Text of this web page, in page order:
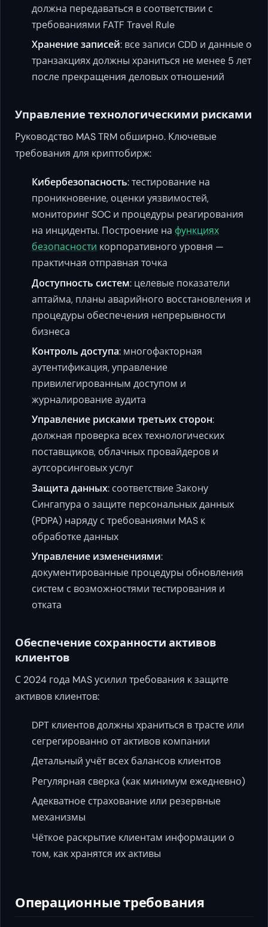
должна передаваться в соответствии с
требованиями FATF Travel Rule
Хранение записей: все записи CDD и данные о
транзакциях должны храниться не менее 5 лет
после прекращения деловых отношений
Управление технологическими рисками
Руководство MAS TRM обширно. Ключевые
требования для криптобирж:
Кибербезопасность: тестирование на
проникновение, оценки уязвимостей,
мониторинг SOC и процедуры реагирования
на инциденты. Построение на функциях
безопасности корпоративного уровня —
практичная отправная точка
Доступность систем: целевые показатели
аптайма, планы аварийного восстановления и
процедуры обеспечения непрерывности
бизнеса
Контроль доступа: многофакторная
аутентификация, управление
привилегированным доступом и
журналирование аудита
Управление рисками третьих сторон:
должная проверка всех технологических
поставщиков, облачных провайдеров и
аутсорсинговых услуг
Защита данных: соответствие Закону
Сингапура о защите персональных данных
(PDPA) наряду с требованиями MAS к
обработке данных
Управление изменениями:
документированные процедуры обновления
систем с возможностями тестирования и
отката
Обеспечение сохранности активов
клиентов
С 2024 года MAS усилил требования к защите
активов клиентов:
DPT клиентов должны храниться в трасте или
сегрегированно от активов компании
Детальный учёт всех балансов клиентов
Регулярная сверка (как минимум ежедневно)
Адекватное страхование или резервные
механизмы
Чёткое раскрытие клиентам информации о
том, как хранятся их активы
Операционные требования